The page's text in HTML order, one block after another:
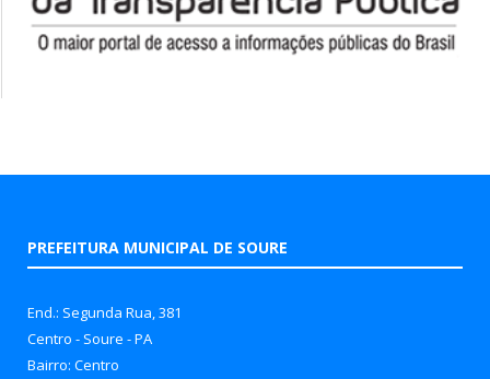
PREFEITURA MUNICIPAL DE SOURE
End.: Segunda Rua, 381
Centro - Soure - PA
Bairro: Centro